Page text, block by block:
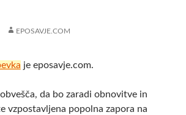
EPOSAVJE.COM
je eposavje.com.
da bo zaradi obnovitve in
vzpostavljena popolna zapora na